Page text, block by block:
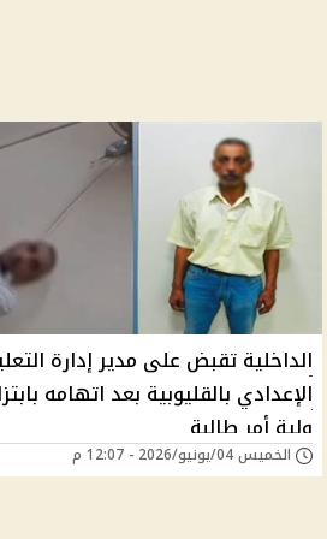
الداخلية تقبض على مدير إدارة
الإعدادي بالقليوبية بعد اتهامه
ولية أمر طالبة
الخميس 04/يونيو/2026 - 12:07 م